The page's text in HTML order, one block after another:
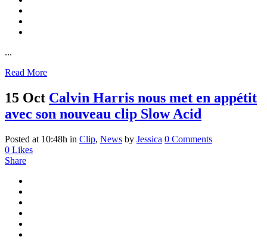
...
Read More
15 Oct Calvin Harris nous met en appétit
avec son nouveau clip Slow Acid
Posted at 10:48h in Clip, News by Jessica 0 Comments
0 Likes
Share